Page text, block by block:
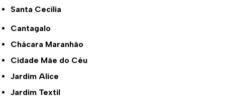
Santa Cecília
Cantagalo
Chácara Maranhão
Cidade Mãe do Céu
Jardim Alice
Jardim Textil